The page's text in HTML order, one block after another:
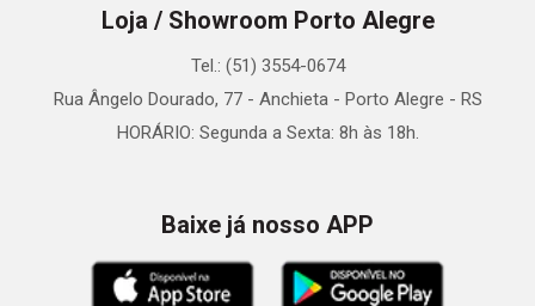
Loja / Showroom Porto Alegre
Tel.: (51) 3554-0674
Rua Ângelo Dourado, 77 - Anchieta - Porto Alegre - RS
HORÁRIO: Segunda a Sexta: 8h às 18h.
Baixe já nosso APP